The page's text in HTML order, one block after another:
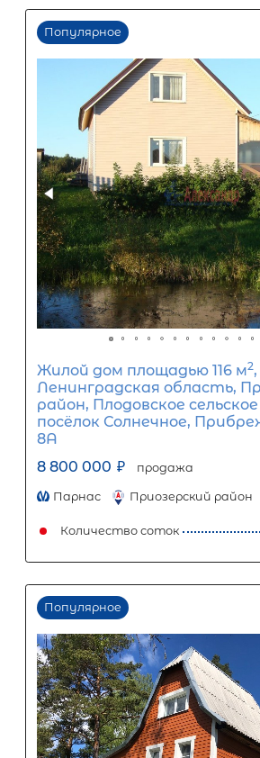
Первый взнос
0 10 20 30 40 50
Срок кредита
15 лет
1 5 10 15
Процентная
ставка
12%
1 5
Размер кредита
3 480 000
Первый взнос
5 220 000 ₽